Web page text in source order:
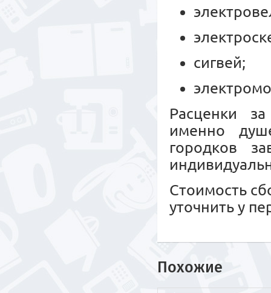
сигвей;
Расценки
именно
городков
Стоимость
уточнить у
Похожие